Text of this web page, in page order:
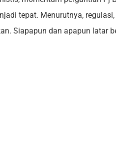
tepat. Menurutnya,
Siapapun dan apapun latar